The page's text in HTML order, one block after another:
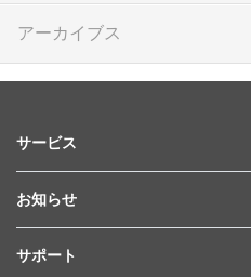
アーカイブス
サービス
お知らせ
サポート